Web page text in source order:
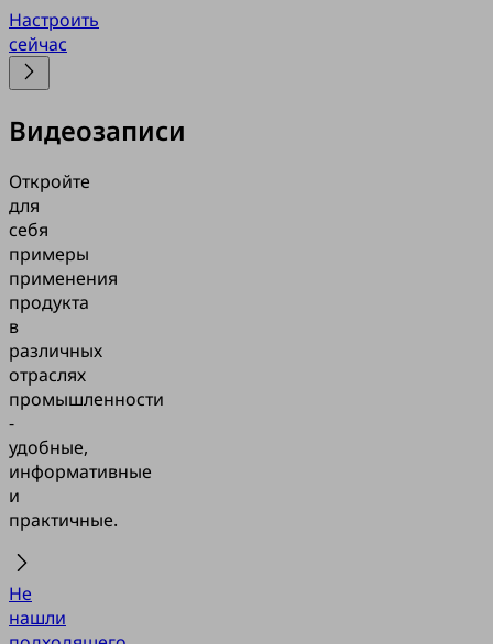
Настроить
сейчас
Видеозаписи
Откройте
для
себя
примеры
применения
продукта
в
различных
отраслях
промышленности
-
удобные,
информативные
и
практичные.
Не
нашли